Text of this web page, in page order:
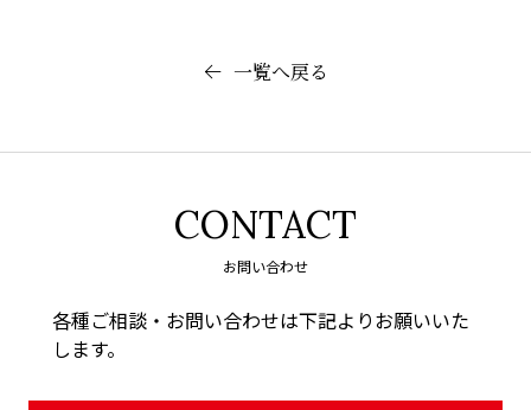
一覧へ戻る
CONTACT
お問い合わせ
各種ご相談・お問い合わせは下記よりお願いいた
します。